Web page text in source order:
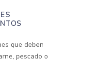
que deben
pescado o